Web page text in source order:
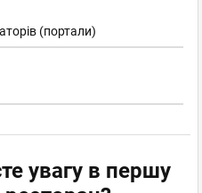
(портали)
увагу в першу